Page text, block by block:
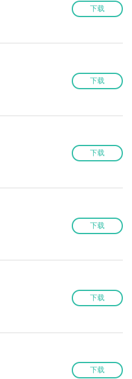
下载
下载
下载
下载
下载
下载